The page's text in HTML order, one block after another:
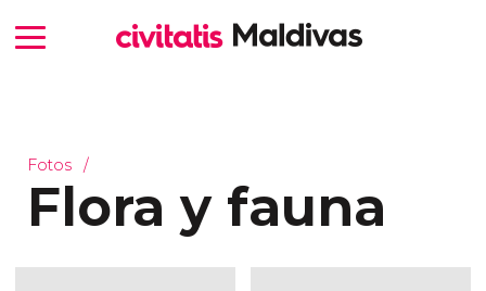
Fotos
Flora y fauna